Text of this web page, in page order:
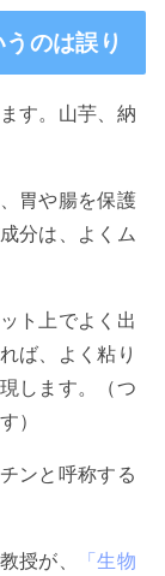
のは誤り
す。山芋、納
胃や腸を保護
分は、よくム
ト上でよく出
ば、よく粘り
します。（つ
）
ンと呼称する
授が、
「生物